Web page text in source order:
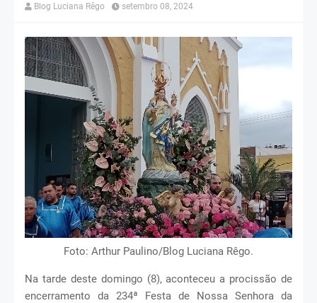
Blog Luciana Rêgo setembro 08, 2024
Foto: Arthur Paulino/Blog Luciana Rêgo.
Na tarde deste domingo (8), aconteceu a procissão de
encerramento da 234ª Festa de Nossa Senhora da